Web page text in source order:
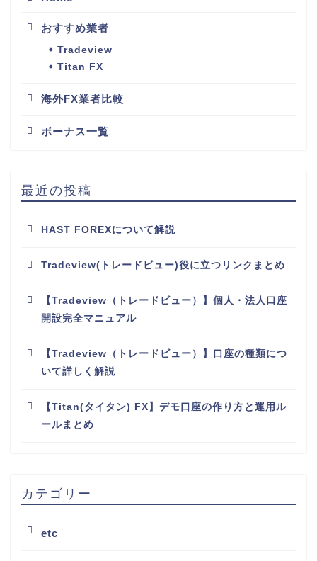
おすすめ業者
Tradeview
Titan FX
海外FX業者比較
ボーナス一覧
最近の投稿
HAST FOREXについて解説
Tradeview(トレードビュー)役に立つリンクまとめ
【Tradeview（トレードビュー）】個人・法人口座
開設完全マニュアル
【Tradeview（トレードビュー）】口座の種類につ
いて詳しく解説
【Titan(タイタン) FX】デモ口座の作り方と運用ル
ールまとめ
カテゴリー
etc